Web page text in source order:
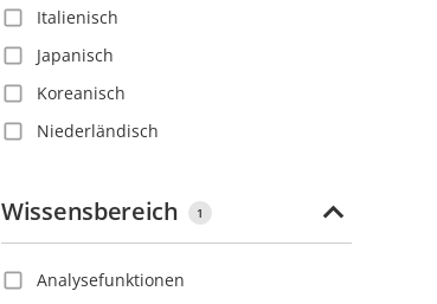
Deutschland
Dominica
Dominikanische Republik
Dänemark
El Salvador
Estland
Finnland
Italienisch
Japanisch
Koreanisch
Niederländisch
Portugiesisch
Rumänisch
Russisch
Wissensbereich 1
Analysefunktionen